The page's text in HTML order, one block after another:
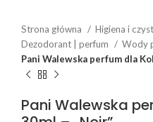
Strona główna
Higiena i
Dezodorant | perfum
Wody
Pani Walewska perfum dla
Pani Walewska